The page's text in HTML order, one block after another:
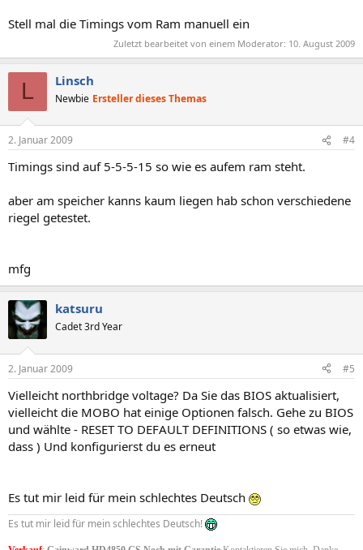
Stell mal die Timings vom Ram manuell ein
Zuletzt bearbeitet von einem Moderator: 10. August 2009
L Linsch
Newbie Ersteller dieses Themas
2. Januar 2009 #4
Timings sind auf 5-5-5-15 so wie es aufem ram steht.
aber am speicher kanns kaum liegen hab schon verschiedene
riegel getestet.
mfg
katsuru
Cadet 3rd Year
2. Januar 2009 #5
Vielleicht northbridge voltage? Da Sie das BIOS aktualisiert,
vielleicht die MOBO hat einige Optionen falsch. Gehe zu BIOS
und wählte - RESET TO DEFAULT DEFINITIONS ( so etwas wie,
dass ) Und konfigurierst du es erneut
Es tut mir leid für mein schlechtes Deutsch
Es tut mir leid für mein schlechtes Deutsch!